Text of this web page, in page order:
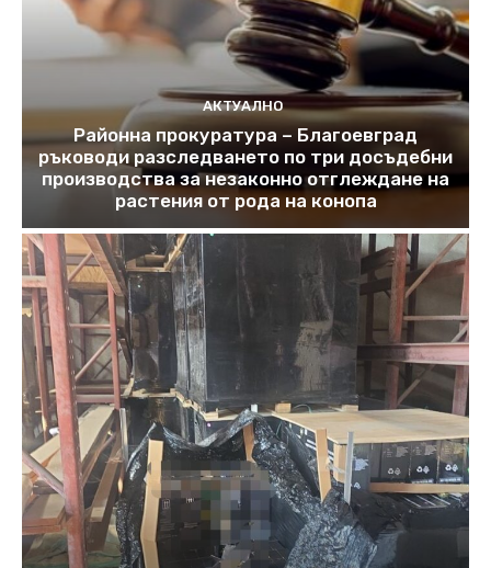
АКТУАЛНО
Районна прокуратура – Благоевград
ръководи разследването по три досъдебни
производства за незаконно отглеждане на
растения от рода на конопа